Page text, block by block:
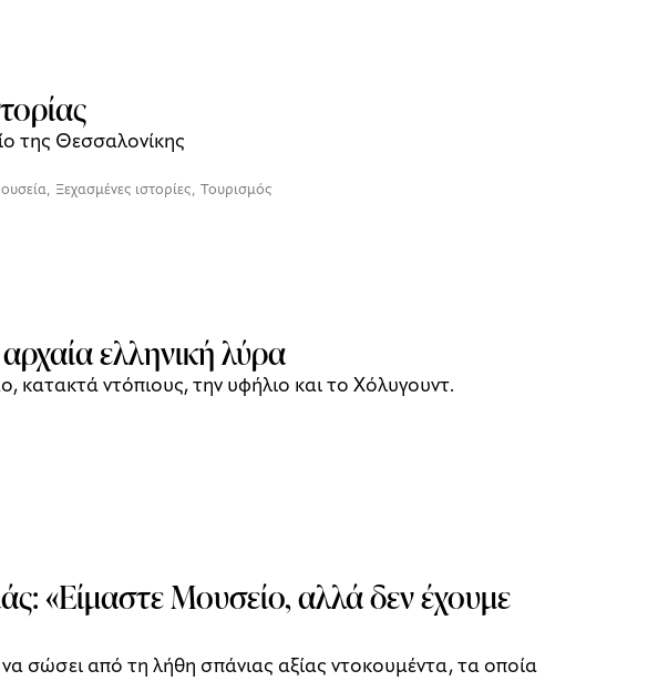
της Θεσσαλονίκης
, Ξεχασμένες ιστορίες, Τουρισμός
ελληνική λύρα
ντόπιους, την υφήλιο και το Χόλυγουντ.
«Είμαστε Μουσείο, αλλά δεν έχουμε
σώσει από τη λήθη σπάνιας αξίας ντοκουμέντα, τα οποία